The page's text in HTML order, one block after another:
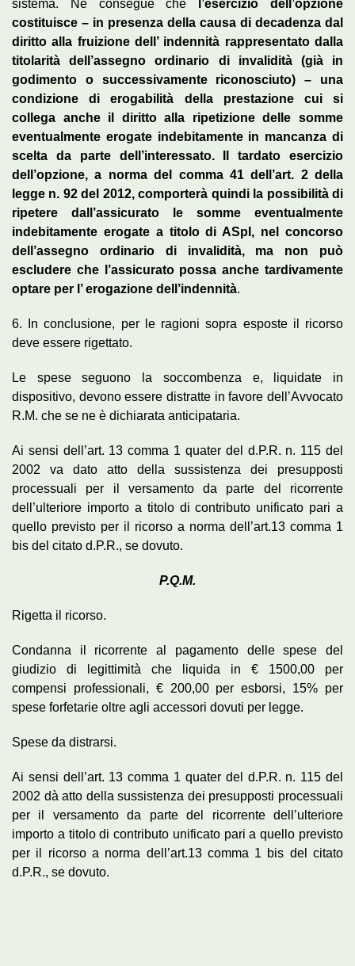
sistema. Ne consegue che
l’esercizio dell’opzione
costituisce – in presenza della causa di decadenza dal
diritto alla fruizione dell’ indennità rappresentato dalla
titolarità dell’assegno ordinario di invalidità (già in
godimento o successivamente riconosciuto) – una
condizione di erogabilità della prestazione cui si
collega anche il diritto alla ripetizione delle somme
eventualmente erogate indebitamente in mancanza di
scelta da parte dell’interessato. Il tardato esercizio
dell’opzione, a norma del comma 41 dell’art. 2 della
legge n. 92 del 2012, comporterà quindi la possibilità di
ripetere dall’assicurato le somme eventualmente
indebitamente erogate a titolo di ASpI, nel concorso
dell’assegno ordinario di invalidità, ma non può
escludere che l’assicurato possa anche tardivamente
optare per l’ erogazione dell’indennità.
6. In conclusione, per le ragioni sopra esposte il ricorso
deve essere rigettato.
Le spese seguono la soccombenza e, liquidate in
dispositivo, devono essere distratte in favore dell’Avvocato
R.M. che se ne è dichiarata anticipataria.
Ai sensi dell’art. 13 comma 1 quater del d.P.R. n. 115 del
2002 va dato atto della sussistenza dei presupposti
processuali per il versamento da parte del ricorrente
dell’ulteriore importo a titolo di contributo unificato pari a
quello previsto per il ricorso a norma dell’art.13 comma 1
bis del citato d.P.R., se dovuto.
P.Q.M.
Rigetta il ricorso.
Condanna il ricorrente al pagamento delle spese del
giudizio di legittimità che liquida in € 1500,00 per
compensi professionali, € 200,00 per esborsi, 15% per
spese forfetarie oltre agli accessori dovuti per legge.
Spese da distrarsi.
Ai sensi dell’art. 13 comma 1 quater del d.P.R. n. 115 del
2002 dà atto della sussistenza dei presupposti processuali
per il versamento da parte del ricorrente dell’ulteriore
importo a titolo di contributo unificato pari a quello previsto
per il ricorso a norma dell’art.13 comma 1 bis del citato
d.P.R., se dovuto.